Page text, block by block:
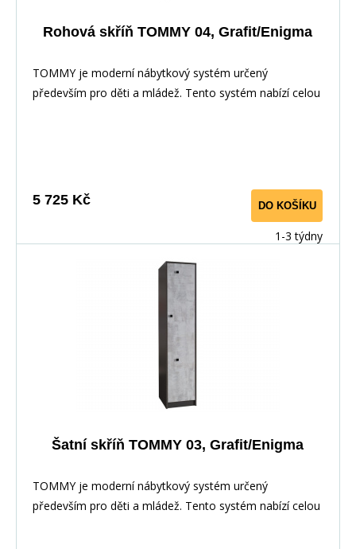
Rohová skříň TOMMY 04, Grafit/Enigma
TOMMY je moderní nábytkový systém určený
především pro děti a mládež. Tento systém nabízí celou
5 725 Kč DO KOŠÍKU
1-3 týdny
Šatní skříň TOMMY 03, Grafit/Enigma
TOMMY je moderní nábytkový systém určený
především pro děti a mládež. Tento systém nabízí celou